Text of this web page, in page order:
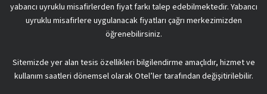
yabancı uyruklu misafirlerden fiyat farkı talep edebilmektedir. Yabancı
uyruklu misafirlere uygulanacak fiyatları çağrı merkezimizden
öğrenebilirsiniz.
Sitemizde yer alan tesis özellikleri bilgilendirme amaçlıdır, hizmet ve
kullanım saatleri dönemsel olarak Otel’ler tarafından değişitirilebilir.